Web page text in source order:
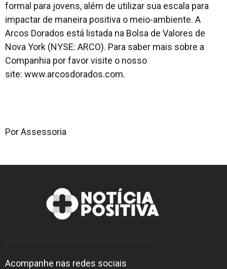
formal para jovens, além de utilizar sua escala para
impactar de maneira positiva o meio-ambiente. A
Arcos Dorados está listada na Bolsa de Valores de
Nova York (NYSE: ARCO). Para saber mais sobre a
Companhia por favor visite o nosso
site: www.arcosdorados.com.
Por Assessoria
Acompanhe nas redes sociais